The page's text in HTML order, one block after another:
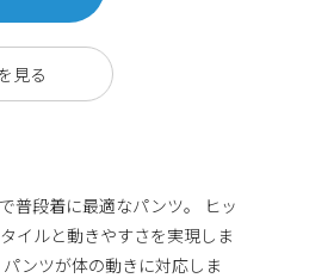
普段着に最適なパンツ。 ヒッ
イルと動きやすさを実現しま
ンツが体の動きに対応しま